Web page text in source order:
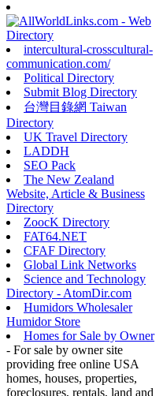
intercultural-crosscultural-
communication.com/
Political Directory
Submit Blog Directory
台灣目錄網 Taiwan
Directory
UK Travel Directory
LADDH
SEO Pack
The New Zealand
Website, Article & Business
Directory
ZoocK Directory
FAT64.NET
CFAF Directory
Global Link Networks
Science and Technology
Directory - AtomDir.com
Humidors Wholesaler
Humidor Store
Homes for Sale by Owner
- For sale by owner site
providing free online USA
homes, houses, properties,
foreclosures, rentals, land and